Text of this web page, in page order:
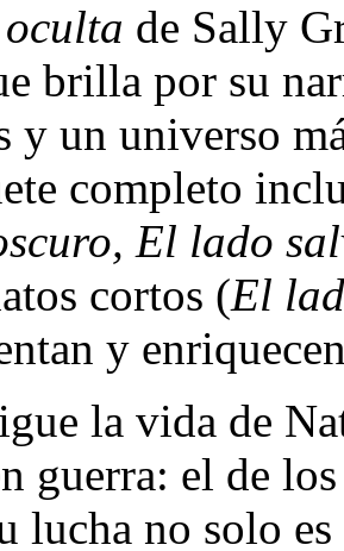
de Sally
brilla por su
y un universo
completo
El lado
cortos (El
y
la vida de
guerra: el de
lucha no solo